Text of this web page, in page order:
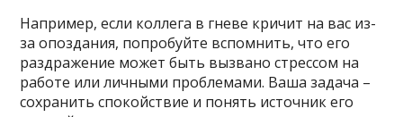
Например, если коллега в гневе кричит на вас из-
за опоздания, попробуйте вспомнить, что его
раздражение может быть вызвано стрессом на
работе или личными проблемами. Ваша задача –
сохранить спокойствие и понять источник его